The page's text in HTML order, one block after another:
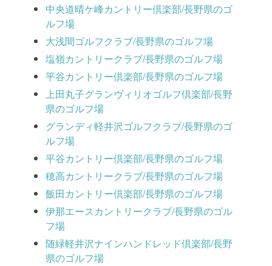
中央道晴ケ峰カントリー倶楽部/長野県のゴ
ルフ場
大浅間ゴルフクラブ/長野県のゴルフ場
塩嶺カントリークラブ/長野県のゴルフ場
平谷カントリー倶楽部/長野県のゴルフ場
上田丸子グランヴィリオゴルフ倶楽部/長野
県のゴルフ場
グランディ軽井沢ゴルフクラブ/長野県のゴ
ルフ場
平谷カントリー倶楽部/長野県のゴルフ場
穂高カントリークラブ/長野県のゴルフ場
飯田カントリー倶楽部/長野県のゴルフ場
伊那エースカントリークラブ/長野県のゴル
フ場
随緑軽井沢ナインハンドレッド倶楽部/長野
県のゴルフ場